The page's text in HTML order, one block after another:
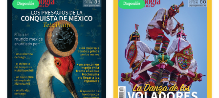
Disponible Disponible